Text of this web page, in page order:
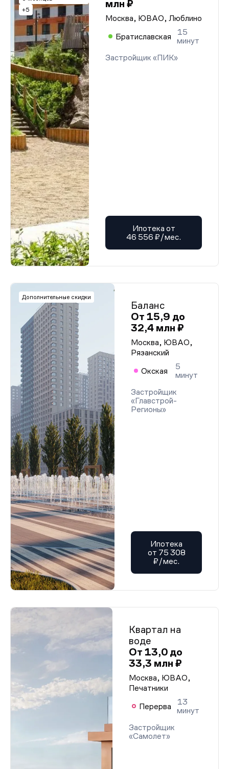
+5
млн ₽
Москва, ЮВАО, Люблино
Братиславская
15
минут
Застройщик «ПИК»
Ипотека от
46 556 ₽/мес.
Дополнительные скидки
Баланс
От 15,9 до
32,4 млн ₽
Москва, ЮВАО,
Рязанский
Окская
5
минут
Застройщик
«Главстрой-
Регионы»
Ипотека
от 75 308
₽/мес.
Квартал на
воде
От 13,0 до
33,3 млн ₽
Москва, ЮВАО,
Печатники
Перерва
13
минут
Застройщик
«Самолет»